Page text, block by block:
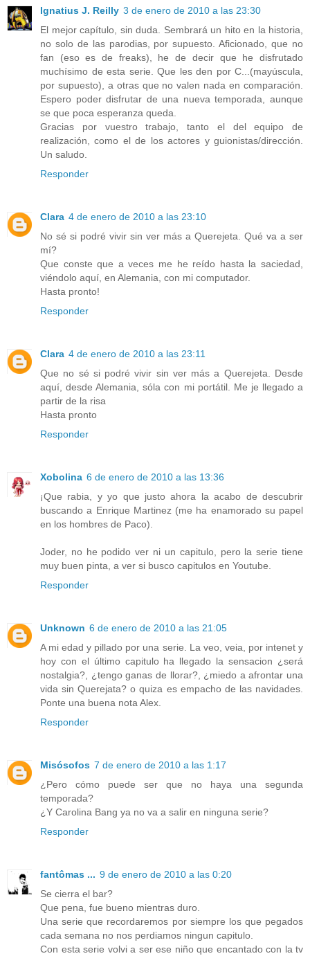
Ignatius J. Reilly 3 de enero de 2010 a las 23:30
El mejor capítulo, sin duda. Sembrará un hito en la historia,
no solo de las parodias, por supuesto. Aficionado, que no
fan (eso es de freaks), he de decir que he disfrutado
muchísimo de esta serie. Que les den por C...(mayúscula,
por supuesto), a otras que no valen nada en comparación.
Espero poder disfrutar de una nueva temporada, aunque
se que poca esperanza queda.
Gracias por vuestro trabajo, tanto el del equipo de
realización, como el de los actores y guionistas/dirección.
Un saludo.
Responder
Clara 4 de enero de 2010 a las 23:10
No sé si podré vivir sin ver más a Querejeta. Qué va a ser
mí?
Que conste que a veces me he reído hasta la saciedad,
viéndolo aquí, en Alemania, con mi computador.
Hasta pronto!
Responder
Clara 4 de enero de 2010 a las 23:11
Que no sé si podré vivir sin ver más a Querejeta. Desde
aquí, desde Alemania, sóla con mi portátil. Me je llegado a
partir de la risa
Hasta pronto
Responder
Xobolina 6 de enero de 2010 a las 13:36
¡Que rabia, y yo que justo ahora la acabo de descubrir
buscando a Enrique Martinez (me ha enamorado su papel
en los hombres de Paco).
Joder, no he podido ver ni un capitulo, pero la serie tiene
muy buen pinta, a ver si busco capitulos en Youtube.
Responder
Unknown 6 de enero de 2010 a las 21:05
A mi edad y pillado por una serie. La veo, veia, por intenet y
hoy con el último capitulo ha llegado la sensacion ¿será
nostalgia?, ¿tengo ganas de llorar?, ¿miedo a afrontar una
vida sin Querejata? o quiza es empacho de las navidades.
Ponte una buena nota Alex.
Responder
Misósofos 7 de enero de 2010 a las 1:17
¿Pero cómo puede ser que no haya una segunda
temporada?
¿Y Carolina Bang ya no va a salir en ninguna serie?
Responder
fantômas ... 9 de enero de 2010 a las 0:20
Se cierra el bar?
Que pena, fue bueno mientras duro.
Una serie que recordaremos por siempre los que pegados
cada semana no nos perdiamos ningun capitulo.
Con esta serie volvi a ser ese niño que encantado con la tv